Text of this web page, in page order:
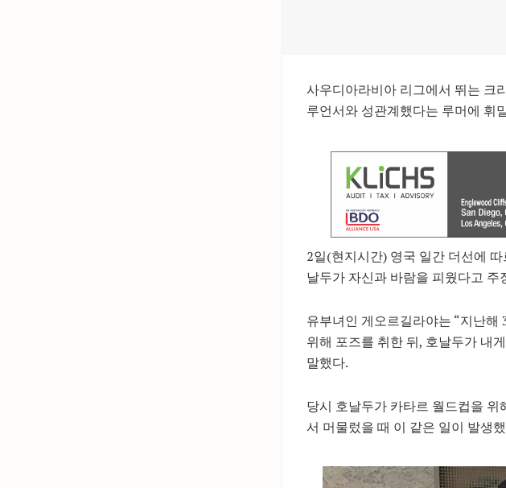
사우디아라비아 리그에서 뛰는 크
루언서와 성관계했다는 루머에 휘
2일(현지시간) 영국 일간 더선에
날두가 자신과 바람을 피웠다고 주
유부녀인 게오르길라야는 “지난
위해 포즈를 취한 뒤, 호날두가 내
말했다.
당시 호날두가 카타르 월드컵을
서 머물렀을 때 이 같은 일이 발생